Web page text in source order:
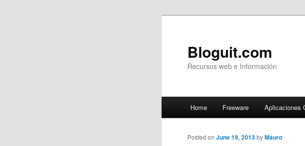
Bloguit.com
Recursos web e Información
Skip
to
Home Freeware Aplicaciones
Posted onJune 19, 2013 byMauro